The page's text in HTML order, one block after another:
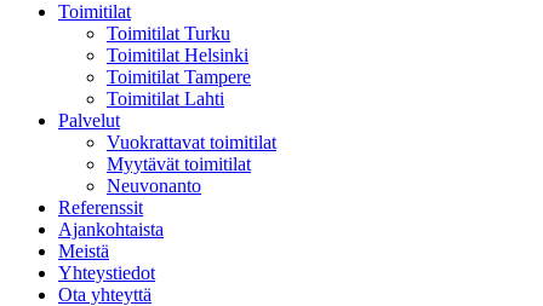
Toimitilat
Toimitilat Turku
Toimitilat Helsinki
Toimitilat Tampere
Toimitilat Lahti
Palvelut
Vuokrattavat toimitilat
Myytävät toimitilat
Neuvonanto
Referenssit
Ajankohtaista
Meistä
Yhteystiedot
Ota yhteyttä